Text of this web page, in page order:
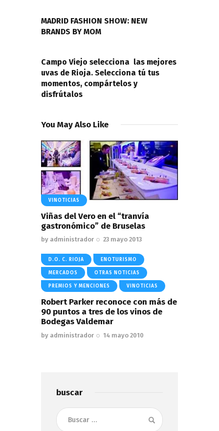
entradas
MADRID FASHION SHOW: NEW
BRANDS BY MOM
Campo Viejo selecciona las mejores
uvas de Rioja. Selecciona tú tus
momentos, compártelos y
disfrútalos
You May Also Like
VINOTICIAS
Viñas del Vero en el “tranvía
gastronómico” de Bruselas
by administrador 23 mayo 2013
D.O. C. RIOJA ENOTURISMO
MERCADOS OTRAS NOTICIAS
PREMIOS Y MENCIONES VINOTICIAS
Robert Parker reconoce con más de
90 puntos a tres de los vinos de
Bodegas Valdemar
by administrador 14 mayo 2010
buscar
Buscar: